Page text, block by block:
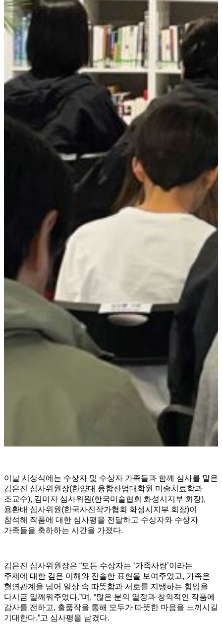
이날 시상식에는 수상자 및 수상자 가족들과 함께 심사를 맡은
김은진 심사위원장(한양대 융합산업대학원 미술치료학과
조교수), 김미자 심사위원(한국미술협회 화성시지부 회장),
용환배 심사위원(한국사진작가협회 화성시지부 회장)이
참석해 작품에 대한 심사평을 전달하고 수상자와 수상자
가족들을 축하하는 시간을 가졌다.
김은진 심사위원장은 “모든 수상자는 ‘가족사랑’이라는
주제에 대한 깊은 이해와 진솔한 표현을 보여주었고, 가족은
혈연관계을 넘어 일상 속 따뜻함과 서로를 지탱하는 힘임을
다시금 일깨워주었다.”며, “많은 분의 열정과 창의적인 작품에
감사를 전하고, 출품작을 통해 모두가 따뜻한 마음을 느끼시길
기대한다.”고 심사평을 남겼다.